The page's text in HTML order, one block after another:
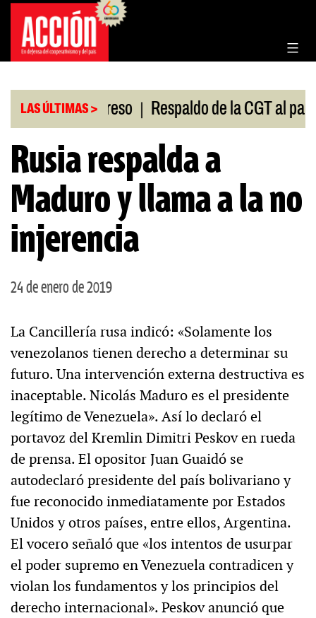
Saltar
contenido
LAS ÚLTIMAS >
en el Congreso | Respaldo de la CGT al paro
Rusia respalda a
Maduro y llama a la no
injerencia
24 de enero de 2019
La Cancillería rusa indicó: «Solamente los
venezolanos tienen derecho a determinar su
futuro. Una intervención externa destructiva es
inaceptable. Nicolás Maduro es el presidente
legítimo de Venezuela». Así lo declaró el
portavoz del Kremlin Dimitri Peskov en rueda
de prensa. El opositor Juan Guaidó se
autodeclaró presidente del país bolivariano y
fue reconocido inmediatamente por Estados
Unidos y otros países, entre ellos, Argentina.
El vocero señaló que «los intentos de usurpar
el poder supremo en Venezuela contradicen y
violan los fundamentos y los principios del
derecho internacional». Peskov anunció que